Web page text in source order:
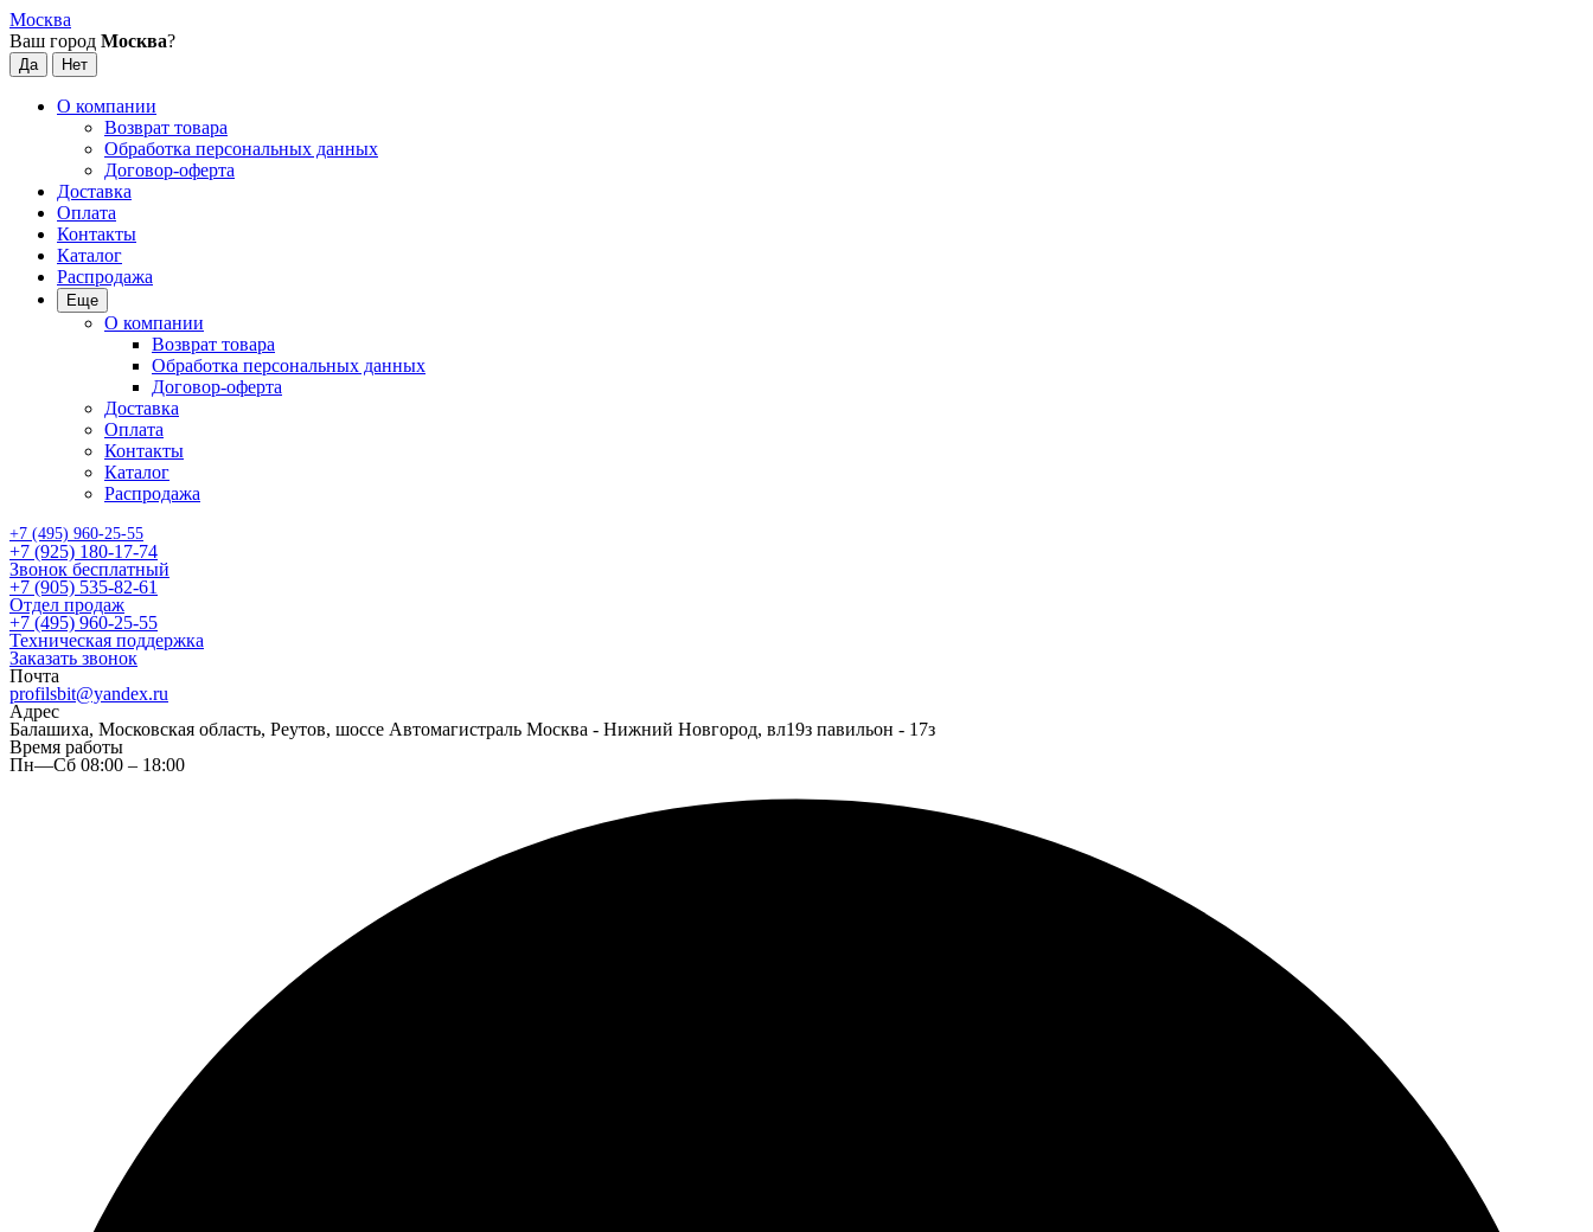
Москва
Ваш город Москва?
О компании
Возврат товара
Обработка персональных данных
Договор-оферта
Доставка
Оплата
Контакты
Каталог
Распродажа
Еще
О компании
Возврат товара
Обработка персональных данных
Договор-оферта
Доставка
Оплата
Контакты
Каталог
Распродажа
+7 (495) 960-25-55
+7 (925) 180-17-74
Звонок бесплатный
+7 (905) 535-82-61
Отдел продаж
+7 (495) 960-25-55
Техническая поддержка
Заказать звонок
Почта
profilsbit@yandex.ru
Адрес
Балашиха, Московская область, Реутов, шоссе Автомагистраль Москва - Нижний Новгород, вл19з павильон - 17з
Время работы
Пн—Сб 08:00 – 18:00